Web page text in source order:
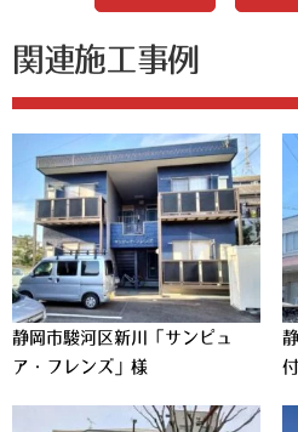
関連施工事例
静岡市駿河区新川「サンピュ
ア・フレンズ」様